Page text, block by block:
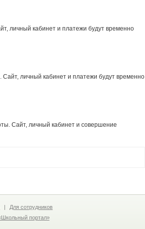
личный кабинет и платежи будут временно
личный кабинет и платежи будут временно
Сайт, личный кабинет и совершение
|
Для сотрудников
портал»